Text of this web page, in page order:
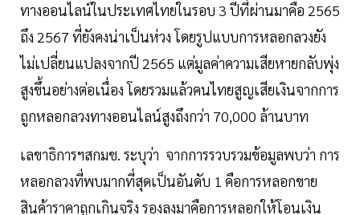
ทางออนไลน์ในประเทศไทยในรอบ 3 ปีที่ผ่านมาคือ 2565
ถึง 2567 ที่ยังคงน่าเป็นห่วง โดยรูปแบบการหลอกลวงยัง
ไม่เปลี่ยนแปลงจากปี 2565 แต่มูลค่าความเสียหายกลับพุ่ง
สูงขึ้นอย่างต่อเนื่อง โดยรวมแล้วคนไทยสูญเสียเงินจากการ
ถูกหลอกลวงทางออนไลน์สูงถึงกว่า 70,000 ล้านบาท
เลขาธิการฯสกมช. ระบุว่า จากการรวบรวมข้อมูลพบว่า การ
หลอกลวงที่พบมากที่สุดเป็นอันดับ 1 คือการหลอกขาย
สินค้าราคาถูกเกินจริง รองลงมาคือการหลอกให้โอนเงิน